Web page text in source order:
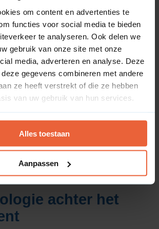
om content en advertenties te
functies voor social media te bieden
te analyseren. Ook delen we
gebruik van onze site met onze
media, adverteren en analyse. Deze
gegevens combineren met andere
ze heeft verstrekt of die ze hebben
van uw gebruik van hun services.
Alles toestaan
Aanpassen
is een populaire
waarbij
spelmechanismen en game-
in binnen hun websites, apps of
om de interactie
verhogen, loyaliteit op te bouwen
te stimuleren.
achter het